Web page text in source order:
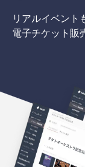
リアルイベント
電子チケット販